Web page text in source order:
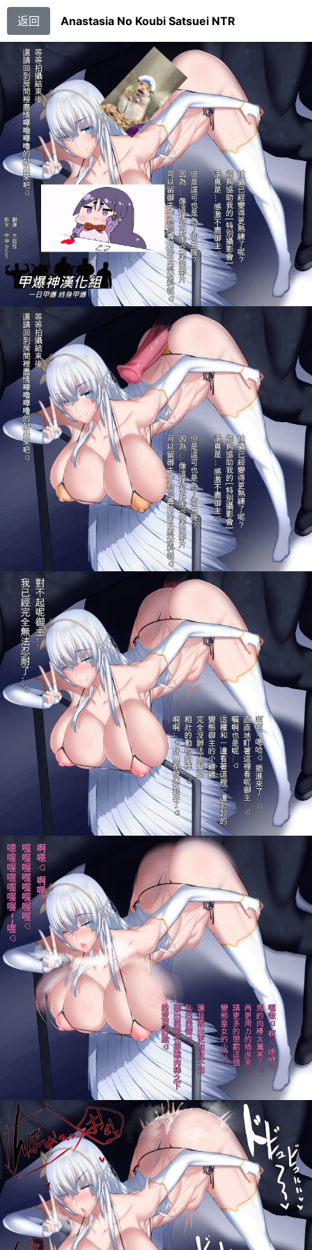
返回 Anastasia No Koubi Satsuei NTR